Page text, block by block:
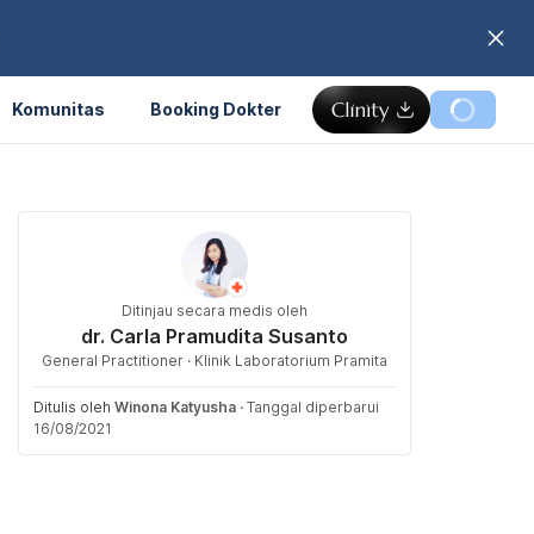
Komunitas Booking Dokter
Ditinjau secara medis oleh
dr. Carla Pramudita Susanto
General Practitioner · Klinik Laboratorium Pramita
Ditulis oleh Winona Katyusha · Tanggal diperbarui
16/08/2021